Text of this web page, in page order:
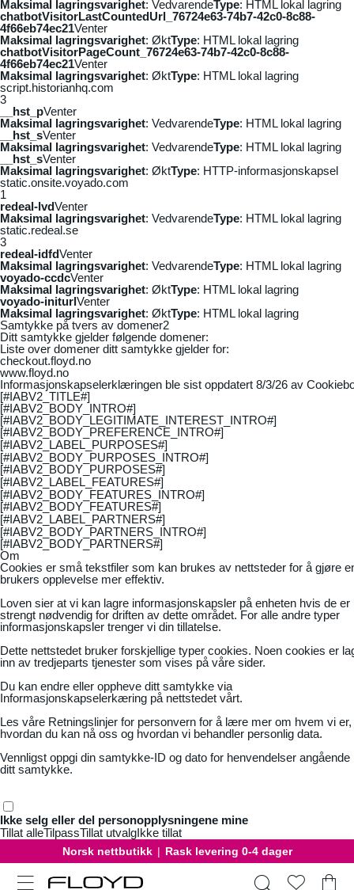
Maksimal lagringsvarighet: VedvarendeType: HTML lokal lagring
chatbotVisitorLastCountedUrl_76724e63-74b7-42c0-8c88-
4f66eb74ec21Venter
Maksimal lagringsvarighet: ØktType: HTML lokal lagring
chatbotVisitorPageCount_76724e63-74b7-42c0-8c88-
4f66eb74ec21Venter
Maksimal lagringsvarighet: ØktType: HTML lokal lagring
script.historianhq.com
3
__hst_pVenter
Maksimal lagringsvarighet: VedvarendeType: HTML lokal lagring
__hst_sVenter
Maksimal lagringsvarighet: VedvarendeType: HTML lokal lagring
__hst_sVenter
Maksimal lagringsvarighet: ØktType: HTTP-informasjonskapsel
static.onsite.voyado.com
1
redeal-lvdVenter
Maksimal lagringsvarighet: VedvarendeType: HTML lokal lagring
static.redeal.se
3
redeal-idfdVenter
Maksimal lagringsvarighet: VedvarendeType: HTML lokal lagring
voyado-ccdcVenter
Maksimal lagringsvarighet: ØktType: HTML lokal lagring
voyado-initurlVenter
Maksimal lagringsvarighet: ØktType: HTML lokal lagring
Samtykke på tvers av domener2
Ditt samtykke gjelder følgende domener:
Liste over domener ditt samtykke gjelder for:
checkout.floyd.no
www.floyd.no
Informasjonskapselerklæringen ble sist oppdatert 8/3/26 av
[#IABV2_TITLE#]
[#IABV2_BODY_INTRO#]
[#IABV2_BODY_LEGITIMATE_INTEREST_INTRO#]
[#IABV2_BODY_PREFERENCE_INTRO#]
[#IABV2_LABEL_PURPOSES#]
[#IABV2_BODY_PURPOSES_INTRO#]
[#IABV2_BODY_PURPOSES#]
[#IABV2_LABEL_FEATURES#]
[#IABV2_BODY_FEATURES_INTRO#]
[#IABV2_BODY_FEATURES#]
[#IABV2_LABEL_PARTNERS#]
[#IABV2_BODY_PARTNERS_INTRO#]
[#IABV2_BODY_PARTNERS#]
Om
Cookies er små tekstfiler som kan brukes av nettsteder for å gjøre
brukers opplevelse mer effektiv.
Loven sier at vi kan lagre informasjonskapsler på enheten hvis de er
strengt nødvendig for driften av dette området. For alle andre typer
informasjonskapsler trenger vi din tillatelse.
Dette nettstedet bruker forskjellige typer cookies. Noen cookies er
inn av tredjeparts tjenester som vises på våre sider.
Du kan endre eller oppheve ditt samtykke via
Informasjonskapselerkæring på nettstedet vårt.
Les våre Retningslinjer for personvern for å lære mer om hvem vi er,
hvordan du kan nå oss og hvordan vi behandler personlig data.
Vennligst oppgi din samtykke-ID og dato for henvendelser angående
ditt samtykke.
Ikke selg eller del personopplysningene mine
Tillat alleTilpassTillat utvalgIkke tillat
Norsk nettbutikk | Rask levering 0-4 dager